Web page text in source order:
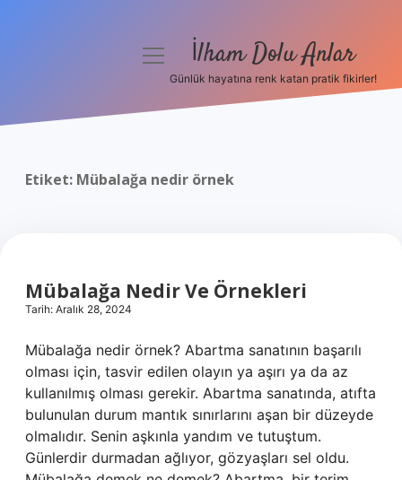
menüyü İlham Dolu Anlar
Günlük hayatına renk katan pratik fikirler!
Etiket: Mübalağa nedir örnek
Mübalağa Nedir Ve Örnekleri
Tarih: Aralık 28, 2024
Mübalağa nedir örnek? Abartma sanatının başarılı
olması için, tasvir edilen olayın ya aşırı ya da az
kullanılmış olması gerekir. Abartma sanatında, atıfta
bulunulan durum mantık sınırlarını aşan bir düzeyde
olmalıdır. Senin aşkınla yandım ve tutuştum.
Günlerdir durmadan ağlıyor, gözyaşları sel oldu.